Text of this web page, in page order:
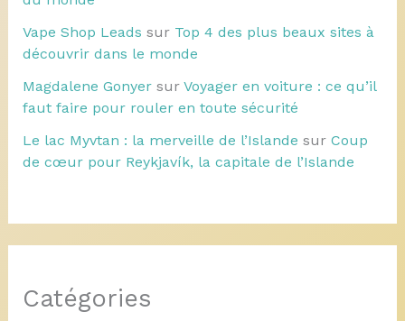
Vape Shop Leads sur Top 4 des plus beaux sites à
découvrir dans le monde
Magdalene Gonyersur Voyager en voiture : ce qu’il
faut faire pour rouler en toute sécurité
Le lac Myvtan : la merveille de l’Islande sur Coup
de cœur pour Reykjavík, la capitale de l’Islande
Catégories